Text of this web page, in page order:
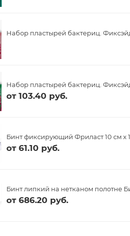
Набор пластырей бактериц.
Набор пластырей бактериц.
от 103.40 руб.
Бинт фиксирующий Фриласт 10 см
от 61.10 руб.
Бинт липкий на нетканом полотне
от 686.20 руб.